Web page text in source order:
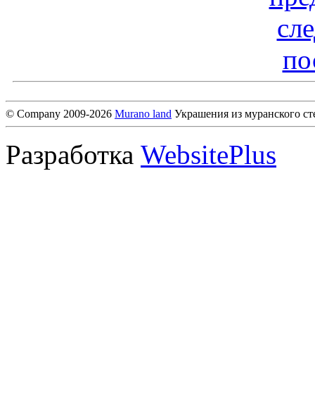
© Company 2009-2026 Murano land Украшения из муранского
Разработка WebsitePlus